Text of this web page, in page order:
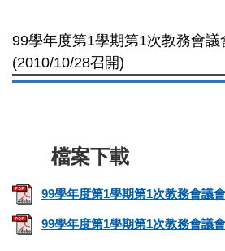
99學年度第1學期第1次教務會議
(2010/10/28召開)
99學年度第1學期第1次教務會議
99學年度第1學期第1次教務會議